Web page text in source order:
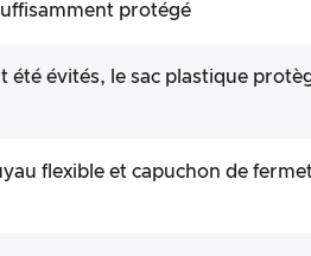
protégé
été évités, le sac plastique
flexible et capuchon de